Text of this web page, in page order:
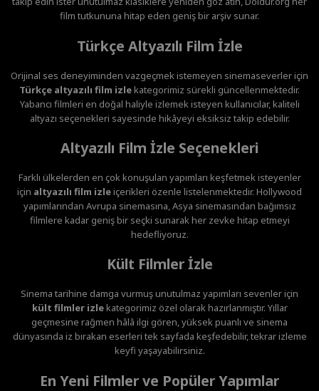
film tutkununa hitap eden geniş bir arşiv sunar.
Türkçe Altyazılı Film İzle
Orijinal ses deneyiminden vazgeçmek istemeyen sinemaseverler için
Türkçe altyazılı film izlekategorimiz sürekli güncellenmektedir.
Yabancı filmleri en doğal haliyle izlemek isteyen kullanıcılar, kaliteli
altyazı seçenekleri sayesinde hikâyeyi eksiksiz takip edebilir.
Altyazılı Film İzle Seçenekleri
Farklı ülkelerden en çok konuşulan yapımları keşfetmek isteyenler
için altyazılı film izleiçerikleri özenle listelenmektedir. Hollywood
yapımlarından Avrupa sinemasına, Asya sinemasından bağımsız
filmlere kadar geniş bir seçki sunarak her zevke hitap etmeyi
hedefliyoruz.
Kült Filmler İzle
Sinema tarihine damga vurmuş unutulmaz yapımları sevenler için
kült filmler izlekategorimiz özel olarak hazırlanmıştır. Yıllar
geçmesine rağmen hâlâ ilgi gören, yüksek puanlı ve sinema
dünyasında iz bırakan eserleri tek sayfada keşfedebilir, tekrar izleme
keyfi yaşayabilirsiniz.
En Yeni Filmler ve Popüler Yapımlar